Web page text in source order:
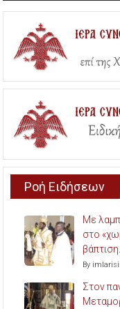
Ροή Ειδήσεων
Με
στο
βάπτιση.
By
Στον